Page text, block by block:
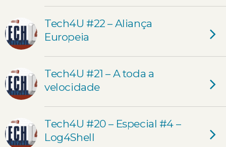
Tech4U #22 – Aliança
Europeia
Tech4U #21 – A toda a
velocidade
Tech4U #20 – Especial #4 –
Log4Shell